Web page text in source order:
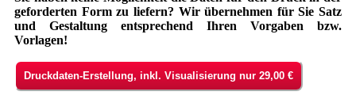
geforderten Form zu liefern? Wir übernehmen für Sie Satz
und Gestaltung entsprechend Ihren Vorgaben bzw.
Vorlagen!
Druckdaten-Erstellung, inkl. Visualisierung nur 29,00 €